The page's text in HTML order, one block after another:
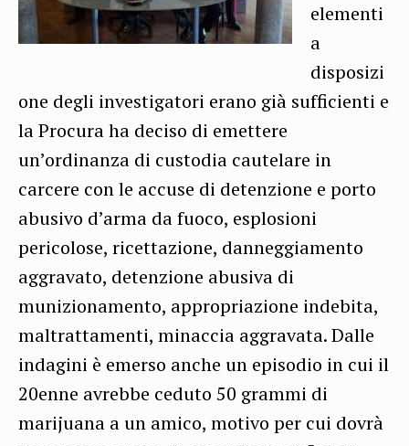
elementi
a
disposizi
one degli investigatori erano già sufficienti e
la Procura ha deciso di emettere
un’ordinanza di custodia cautelare in
carcere con le accuse di detenzione e porto
abusivo d’arma da fuoco, esplosioni
pericolose, ricettazione, danneggiamento
aggravato, detenzione abusiva di
munizionamento, appropriazione indebita,
maltrattamenti, minaccia aggravata. Dalle
indagini è emerso anche un episodio in cui il
20enne avrebbe ceduto 50 grammi di
marijuana a un amico, motivo per cui dovrà